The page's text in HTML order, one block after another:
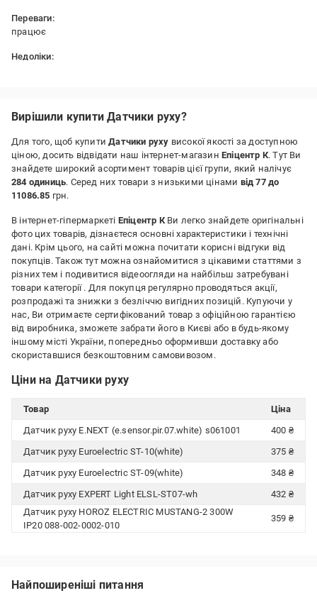
Переваги:
працює
Недоліки:
Вирішили купити Датчики руху?
Для того, щоб купитиДатчики руху високої якості за доступною
ціною, досить відвідати наш інтернет-магазин Епіцентр К. Тут Ви
знайдете широкий асортимент товарів цієї групи, який налічує
284 одиниць. Серед них товари з низькими цінами від 77 до
11086.85 грн.
В інтернет-гіпермаркеті Епіцентр КВи легко знайдете оригінальні
фото цих товарів, дізнаєтеся основні характеристики і технічні
дані. Крім цього, на сайті можна почитати корисні відгуки від
покупців. Також тут можна ознайомитися з цікавими статтями з
різних тем і подивитися відеоогляди на найбільш затребувані
товари категорії . Для покупця регулярно проводяться акції,
розпродажі та знижки з безліччю вигідних позицій. Купуючи у
нас, Ви отримаєте сертифікований товар з офіційною гарантією
від виробника, зможете забрати його в Києві або в будь-якому
іншому місті України, попередньо оформивши доставку або
скориставшися безкоштовним самовивозом.
Ціни на Датчики руху
Товар
Ціна
Датчик руху E.NEXT (e.sensor.pir.07.white) s061001
400 ₴
Датчик руху Euroelectric ST-10(white)
375 ₴
Датчик руху Euroelectric ST-09(white)
348 ₴
Датчик руху EXPERT Light ELSL-ST07-wh
432 ₴
Датчик руху HOROZ ELECTRIC MUSTANG-2 300W
IP20 088-002-0002-010
359 ₴
Найпоширеніші питання